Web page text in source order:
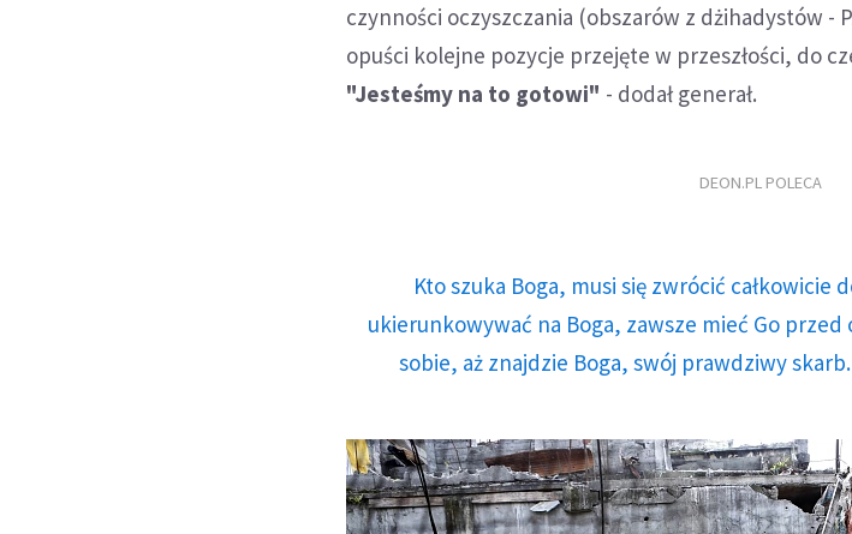
czynności oczyszczania (obszarów z dżihadystów -
opuści kolejne pozycje przejęte w przeszłości, do
"Jesteśmy na to gotowi" - dodał generał.
DEON.PL POLECA
Kto szuka Boga, musi się zwrócić całkowicie
ukierunkowywać na Boga, zawsze mieć Go
sobie, aż znajdzie Boga, swój prawdziwy